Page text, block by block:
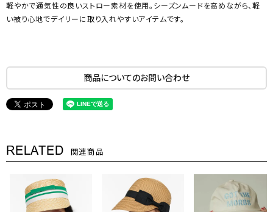
軽やかで通気性の良いストロー素材を使用。シーズンムードを高めながら、軽
い被り心地でデイリーに取り入れやすいアイテムです。
商品についてのお問い合わせ
RELATED 関連商品